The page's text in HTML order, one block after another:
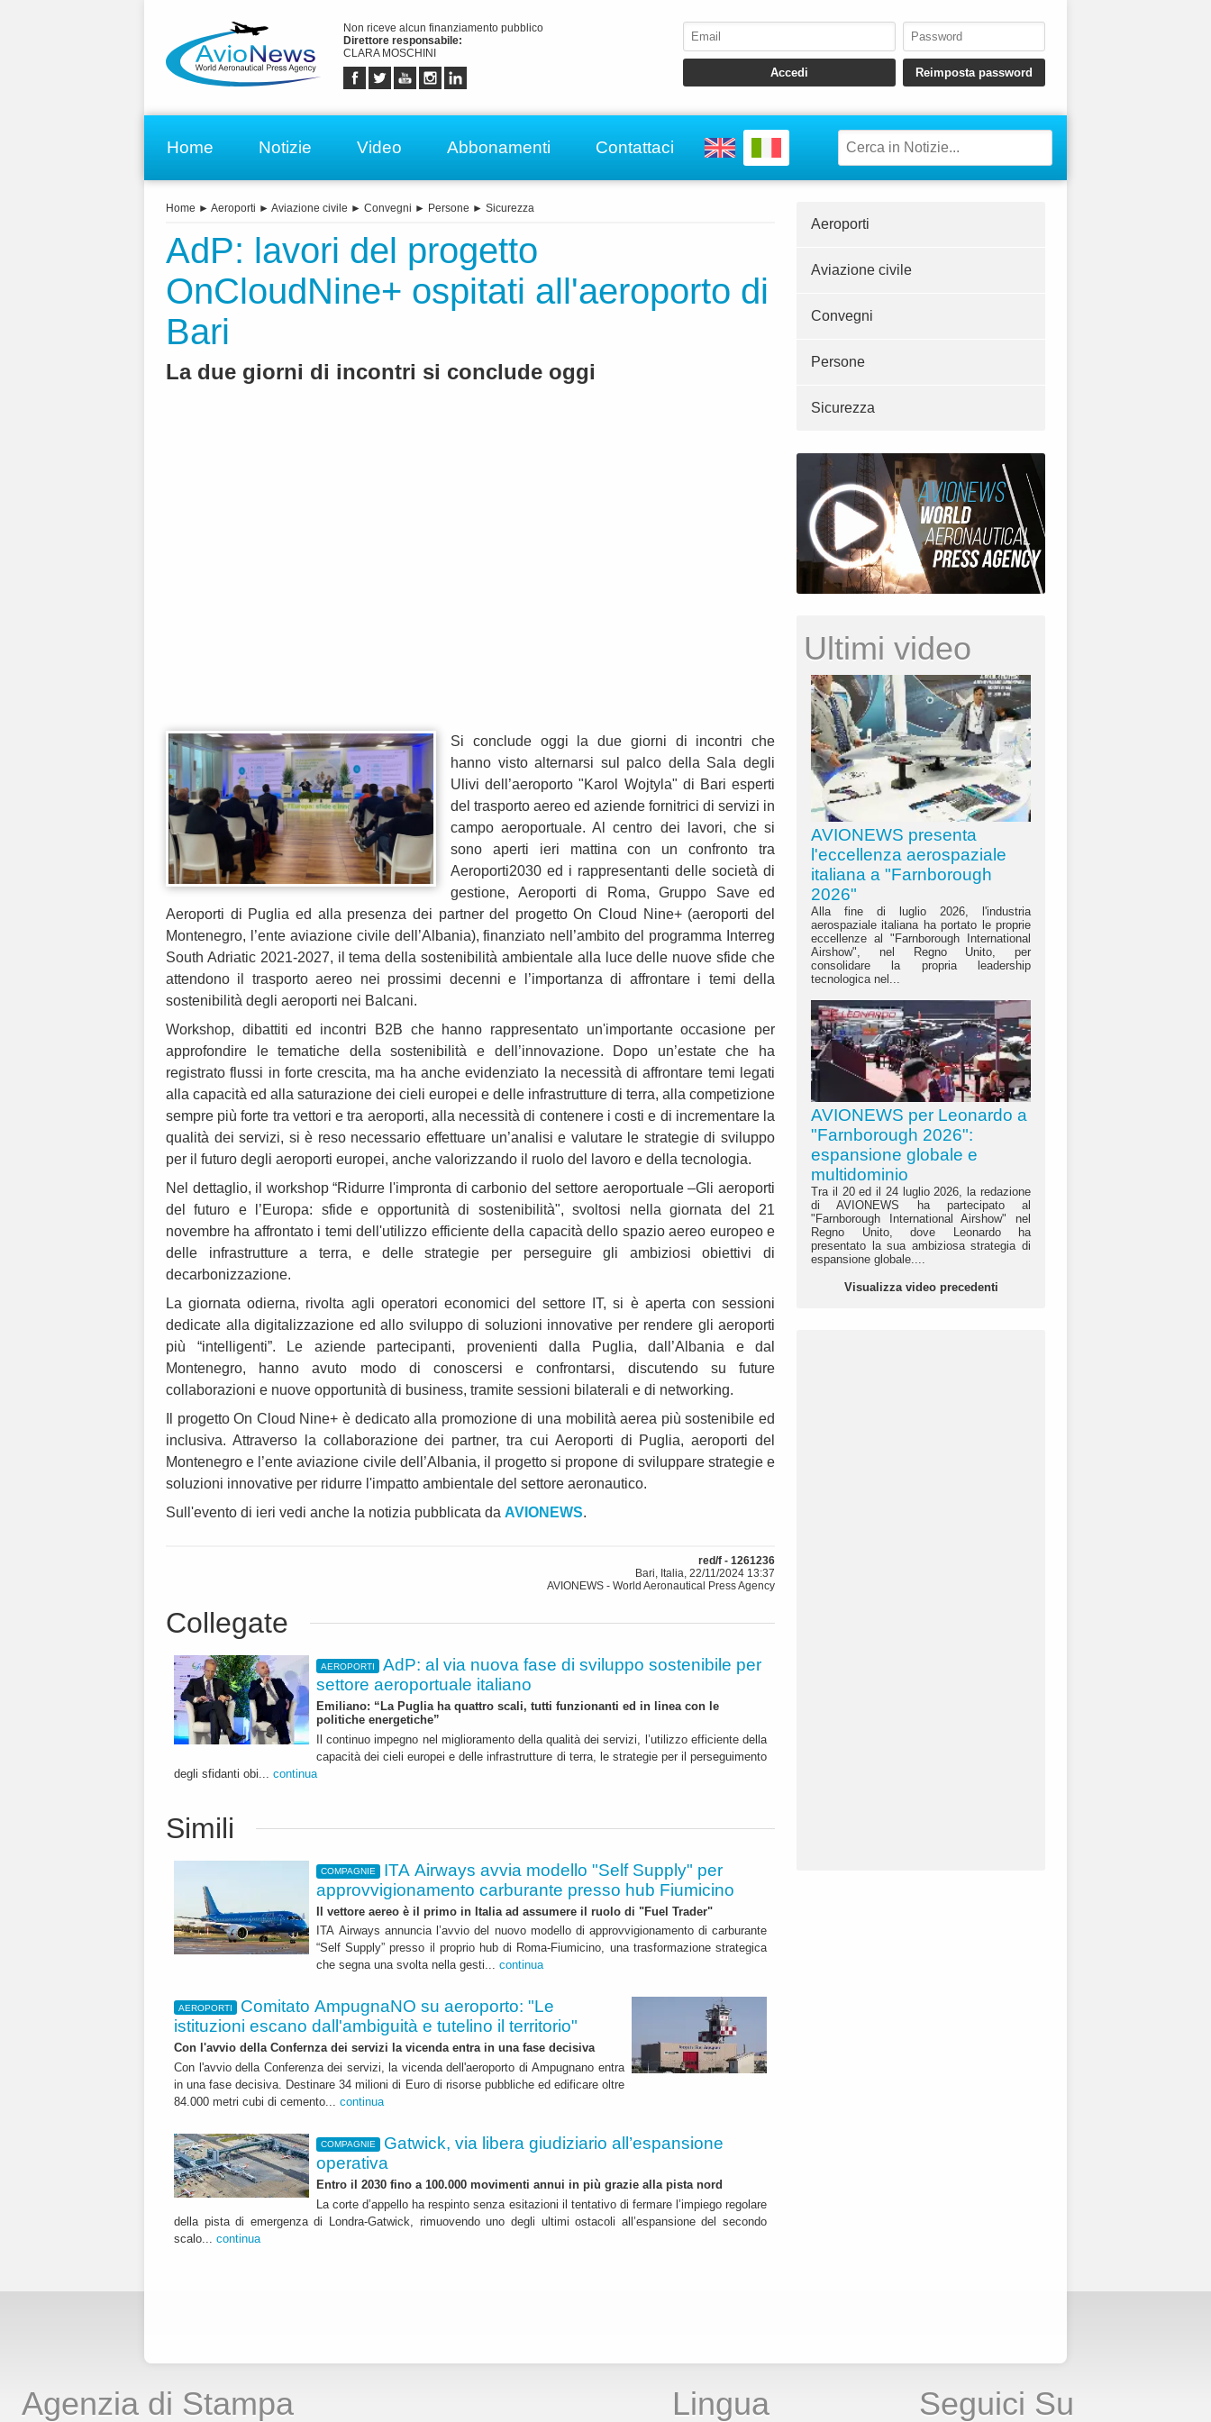
Non riceve alcun finanziamento pubblico
Direttore responsabile:
CLARA MOSCHINI
Home Notizie Video Abbonamenti Contattaci
Home ► Aeroporti ► Aviazione civile ► Convegni ► Persone ► Sicurezza
AdP: lavori del progetto
OnCloudNine+ ospitati all'aeroporto di
Bari
La due giorni di incontri si conclude oggi
Si conclude oggi la due giorni di incontri che
hanno visto alternarsi sul palco della Sala degli
Ulivi dell’aeroporto "Karol Wojtyla" di Bari esperti
del trasporto aereo ed aziende fornitrici di servizi in
campo aeroportuale. Al centro dei lavori, che si
sono aperti ieri mattina con un confronto tra
Aeroporti2030 ed i rappresentanti delle società di
gestione, Aeroporti di Roma, Gruppo Save ed
Aeroporti di Puglia ed alla presenza dei partner del progetto On Cloud Nine+ (aeroporti del
Montenegro, l’ente aviazione civile dell’Albania), finanziato nell’ambito del programma Interreg
South Adriatic 2021-2027, il tema della sostenibilità ambientale alla luce delle nuove sfide che
attendono il trasporto aereo nei prossimi decenni e l’importanza di affrontare i temi della
sostenibilità degli aeroporti nei Balcani.
Workshop, dibattiti ed incontri B2B che hanno rappresentato un'importante occasione per
approfondire le tematiche della sostenibilità e dell’innovazione. Dopo un’estate che ha
registrato flussi in forte crescita, ma ha anche evidenziato la necessità di affrontare temi legati
alla capacità ed alla saturazione dei cieli europei e delle infrastrutture di terra, alla competizione
sempre più forte tra vettori e tra aeroporti, alla necessità di contenere i costi e di incrementare la
qualità dei servizi, si è reso necessario effettuare un’analisi e valutare le strategie di sviluppo
per il futuro degli aeroporti europei, anche valorizzando il ruolo del lavoro e della tecnologia.
Nel dettaglio, il workshop “Ridurre l'impronta di carbonio del settore aeroportuale –Gli aeroporti
del futuro e l’Europa: sfide e opportunità di sostenibilità", svoltosi nella giornata del 21
novembre ha affrontato i temi dell'utilizzo efficiente della capacità dello spazio aereo europeo e
delle infrastrutture a terra, e delle strategie per perseguire gli ambiziosi obiettivi di
decarbonizzazione.
La giornata odierna, rivolta agli operatori economici del settore IT, si è aperta con sessioni
dedicate alla digitalizzazione ed allo sviluppo di soluzioni innovative per rendere gli aeroporti
più “intelligenti”. Le aziende partecipanti, provenienti dalla Puglia, dall’Albania e dal
Montenegro, hanno avuto modo di conoscersi e confrontarsi, discutendo su future
collaborazioni e nuove opportunità di business, tramite sessioni bilaterali e di networking.
Il progetto On Cloud Nine+ è dedicato alla promozione di una mobilità aerea più sostenibile ed
inclusiva. Attraverso la collaborazione dei partner, tra cui Aeroporti di Puglia, aeroporti del
Montenegro e l’ente aviazione civile dell’Albania, il progetto si propone di sviluppare strategie e
soluzioni innovative per ridurre l'impatto ambientale del settore aeronautico.
Sull'evento di ieri vedi anche la notizia pubblicata da AVIONEWS.
red/f - 1261236
Bari, Italia, 22/11/2024 13:37
AVIONEWS - World Aeronautical Press Agency
Collegate
AEROPORTI
AdP: al via nuova fase di sviluppo sostenibile per
settore aeroportuale italiano
Emiliano: “La Puglia ha quattro scali, tutti funzionanti ed in linea con le
politiche energetiche”
Il continuo impegno nel miglioramento della qualità dei servizi, l’utilizzo efficiente della
capacità dei cieli europei e delle infrastrutture di terra, le strategie per il perseguimento
degli sfidanti obi... continua
Simili
COMPAGNIE
ITA Airways avvia modello "Self Supply" per
approvvigionamento carburante presso hub Fiumicino
Il vettore aereo è il primo in Italia ad assumere il ruolo di "Fuel Trader"
ITA Airways annuncia l’avvio del nuovo modello di approvvigionamento di carburante
“Self Supply” presso il proprio hub di Roma-Fiumicino, una trasformazione strategica
che segna una svolta nella gesti... continua
AEROPORTI
Comitato AmpugnaNO su aeroporto: "Le
istituzioni escano dall'ambiguità e tutelino il territorio"
Con l'avvio della Confernza dei servizi la vicenda entra in una fase decisiva
Con l'avvio della Conferenza dei servizi, la vicenda dell'aeroporto di Ampugnano entra
in una fase decisiva. Destinare 34 milioni di Euro di risorse pubbliche ed edificare oltre
84.000 metri cubi di cemento... continua
COMPAGNIE
Gatwick, via libera giudiziario all’espansione
operativa
Entro il 2030 fino a 100.000 movimenti annui in più grazie alla pista nord
La corte d’appello ha respinto senza esitazioni il tentativo di fermare l’impiego regolare
della pista di emergenza di Londra-Gatwick, rimuovendo uno degli ultimi ostacoli all’espansione del secondo
scalo... continua
Aeroporti
Aviazione civile
Convegni
Persone
Sicurezza
Ultimi video
AVIONEWS presenta
l'eccellenza aerospaziale
italiana a "Farnborough
2026"
Alla fine di luglio 2026, l'industria
aerospaziale italiana ha portato le proprie
eccellenze al "Farnborough International
Airshow", nel Regno Unito, per
consolidare la propria leadership
tecnologica nel...
AVIONEWS per Leonardo a
"Farnborough 2026":
espansione globale e
multidominio
Tra il 20 ed il 24 luglio 2026, la redazione
di AVIONEWS ha partecipato al
"Farnborough International Airshow" nel
Regno Unito, dove Leonardo ha
presentato la sua ambiziosa strategia di
espansione globale....
Visualizza video precedenti
Agenzia di Stampa Lingua Seguici Su